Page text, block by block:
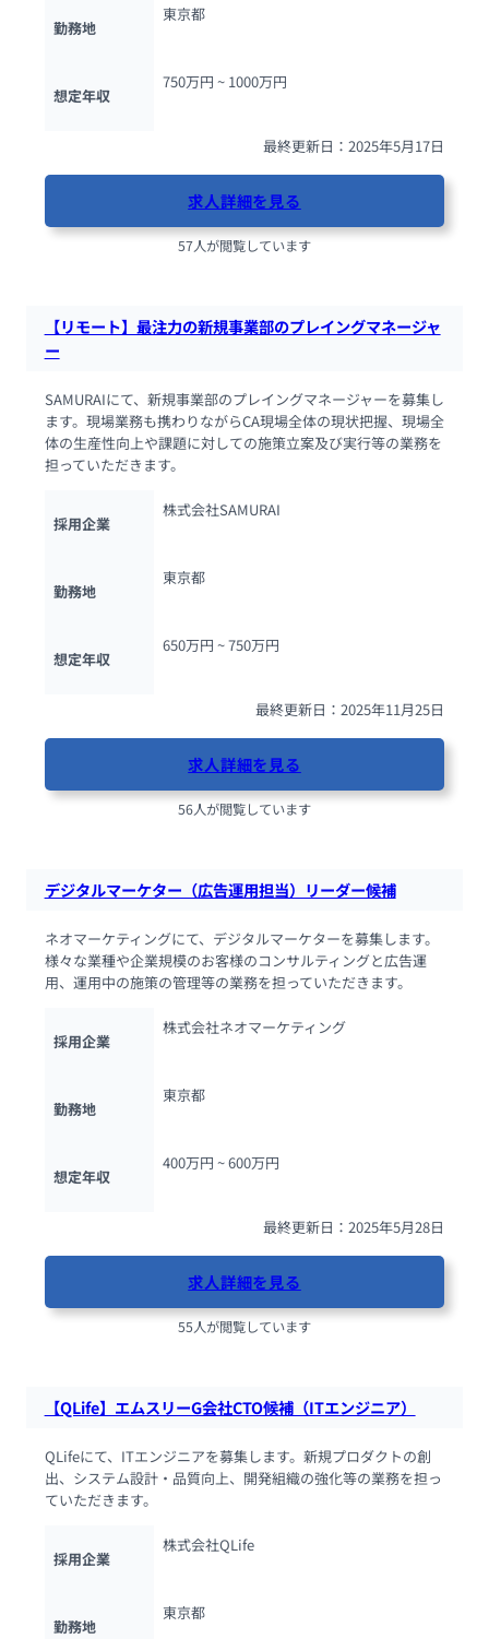
勤務地
東京都
想定年収
750万円 ~ 1000万円
最終更新日：2025年5月17日
求人詳細を見る
57人が閲覧しています
【リモート】最注力の新規事業部のプレイングマネージャ
ー
SAMURAIにて、新規事業部のプレイングマネージャーを募集し
ます。現場業務も携わりながらCA現場全体の現状把握、現場全
体の生産性向上や課題に対しての施策立案及び実行等の業務を
担っていただきます。
採用企業
株式会社SAMURAI
勤務地
東京都
想定年収
650万円 ~ 750万円
最終更新日：2025年11月25日
求人詳細を見る
56人が閲覧しています
デジタルマーケター（広告運用担当）リーダー候補
ネオマーケティングにて、デジタルマーケターを募集します。
様々な業種や企業規模のお客様のコンサルティングと広告運
用、運用中の施策の管理等の業務を担っていただきます。
採用企業
株式会社ネオマーケティング
勤務地
東京都
想定年収
400万円 ~ 600万円
最終更新日：2025年5月28日
求人詳細を見る
55人が閲覧しています
【QLife】エムスリーG会社CTO候補（ITエンジニア）
QLifeにて、ITエンジニアを募集します。新規プロダクトの創
出、システム設計・品質向上、開発組織の強化等の業務を担っ
ていただきます。
採用企業
株式会社QLife
勤務地
東京都